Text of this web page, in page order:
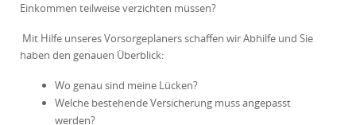
Einkommen teilweise verzichten müssen?
Mit Hilfe unseres Vorsorgeplaners schaffen wir Abhilfe und Sie
haben den genauen Überblick:
Wo genau sind meine Lücken?
Welche bestehende Versicherung muss angepasst
werden?